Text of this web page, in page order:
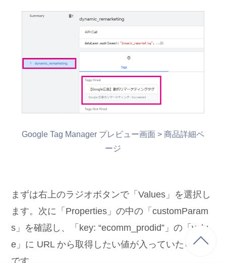
Google Tag Manager プレビュー画面 > 商品詳細ペ
ージ
まずは右上のラジオボタンで「Values」を選択し
ます。次に「Properties」の中の「customParam
s」を確認し、「key: “ecomm_prodid”」の「valu
e」に URL から取得したい値が入っていたら完了
です。